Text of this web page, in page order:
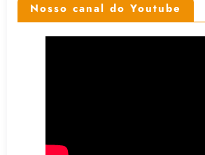
Nosso canal do Youtube